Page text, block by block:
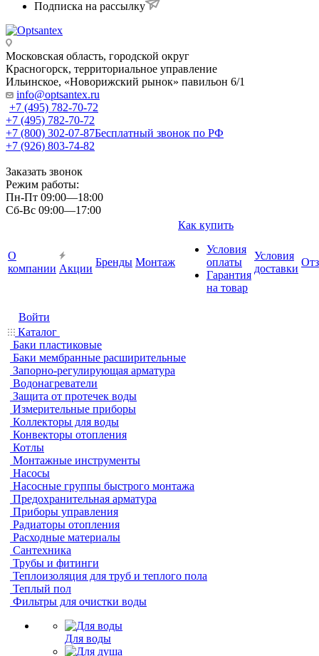
Подписка на рассылку
Московская область, городской округ
Красногорск, территориальное управление
Ильинское, «Новорижский рынок» павильон 6/1
info@optsantex.ru
+7 (495) 782-70-72
+7 (495) 782-70-72
+7 (800) 302-07-87Бесплатный звонок по РФ
+7 (926) 803-74-82
Заказать звонок
Режим работы:
Пн-Пт 09:00—18:00
Сб-Вс 09:00—17:00
О
компании Акции
Бренды Монтаж
Как купить
Условия
оплаты
Гарантия
на товар
Условия
доставки
Войти
Каталог
Баки пластиковые
Баки мембранные расширительные
Запорно-регулирующая арматура
Водонагреватели
Защита от протечек воды
Измерительные приборы
Коллекторы для воды
Конвекторы отопления
Котлы
Монтажные инструменты
Насосы
Насосные группы быстрого монтажа
Предохранительная арматура
Приборы управления
Радиаторы отопления
Расходные материалы
Сантехника
Трубы и фитинги
Теплоизоляция для труб и теплого пола
Теплый пол
Фильтры для очистки воды
Для воды